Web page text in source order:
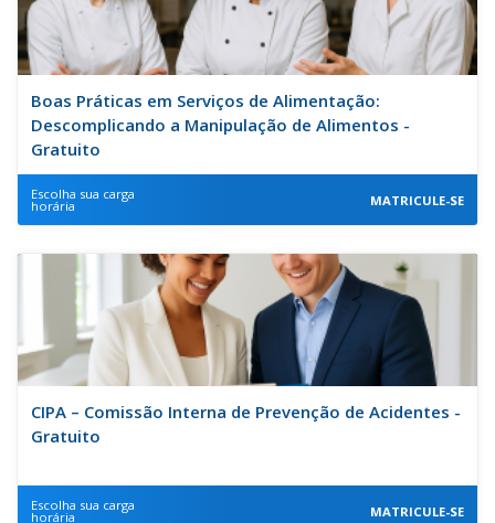
Boas Práticas em Serviços de Alimentação:
Descomplicando a Manipulação de Alimentos -
Gratuito
Escolha sua carga
horária MATRICULE-SE
CIPA – Comissão Interna de Prevenção de Acidentes -
Gratuito
Escolha sua carga
horária MATRICULE-SE